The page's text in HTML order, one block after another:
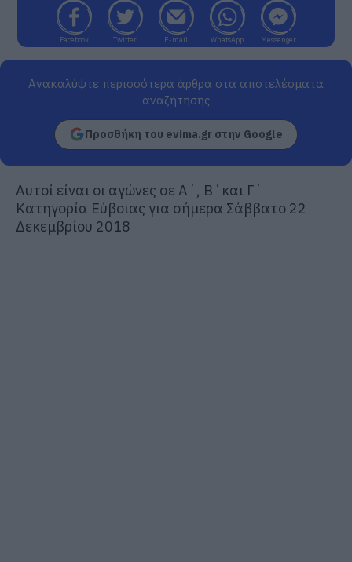
Facebook Twitter E-mail WhatsApp Messenger
Ανακαλύψτε περισσότερα άρθρα στα αποτελέσματα
αναζήτησης
Προσθήκη του evima.gr στην Google
Αυτοί είναι οι αγώνες σε Α΄, Β΄και Γ΄
Κατηγορία Εύβοιας για σήμερα Σάββατο 22
Δεκεμβρίου 2018